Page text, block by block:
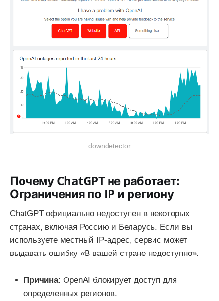
downdetector
Почему ChatGPT не работает:
Ограничения по IP и региону
ChatGPT официально недоступен в некоторых
странах, включая Россию и Беларусь. Если вы
используете местный IP-адрес, сервис может
выдавать ошибку «В вашей стране недоступно».
Причина: OpenAI блокирует доступ для
определенных регионов.